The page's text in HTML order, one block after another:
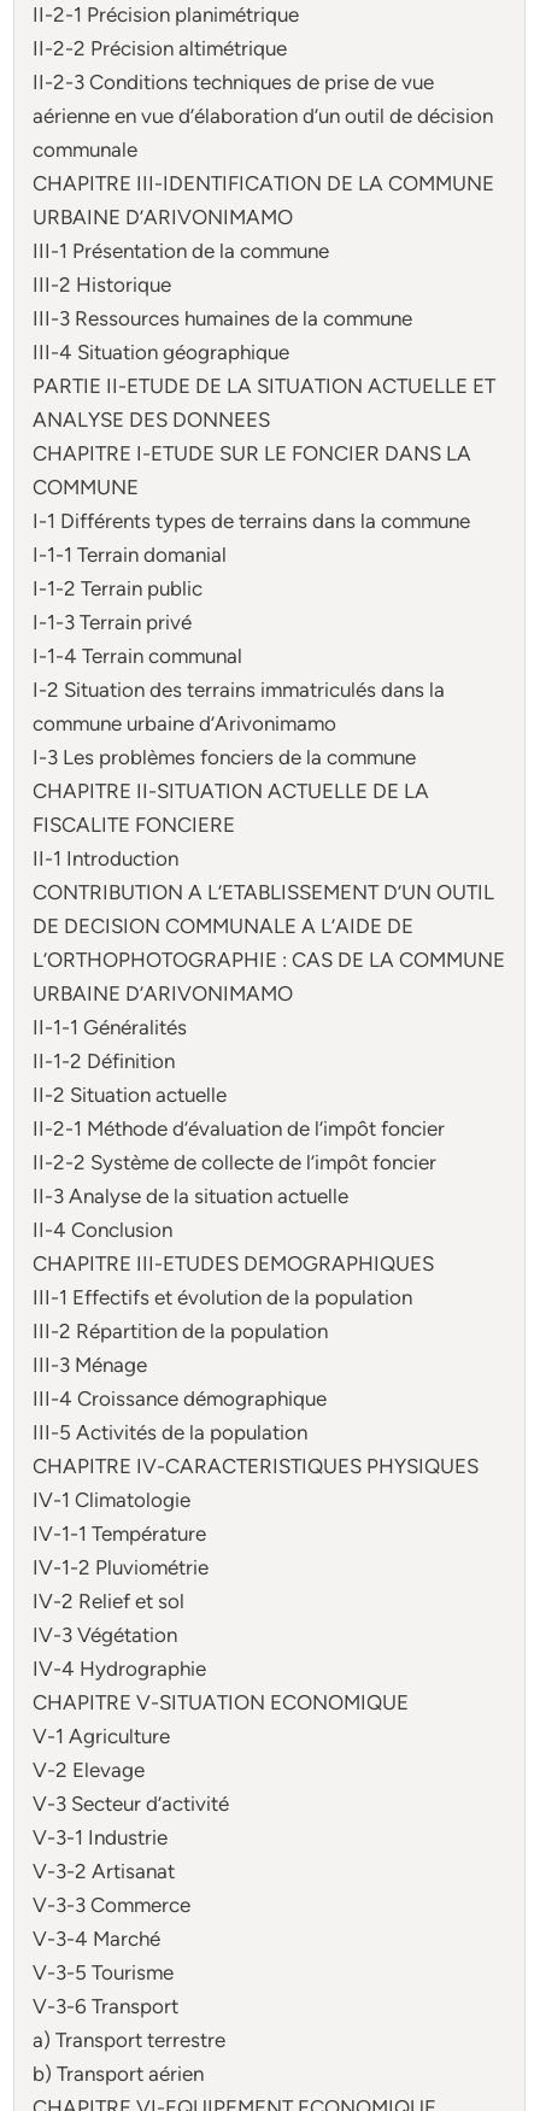
II-2-1 Précision planimétrique
II-2-2 Précision altimétrique
II-2-3 Conditions techniques de prise de vue
aérienne en vue d’élaboration d’un outil de décision
communale
CHAPITRE III-IDENTIFICATION DE LA COMMUNE
URBAINE D’ARIVONIMAMO
III-1 Présentation de la commune
III-2 Historique
III-3 Ressources humaines de la commune
III-4 Situation géographique
PARTIE II-ETUDE DE LA SITUATION ACTUELLE ET
ANALYSE DES DONNEES
CHAPITRE I-ETUDE SUR LE FONCIER DANS LA
COMMUNE
I-1 Différents types de terrains dans la commune
I-1-1 Terrain domanial
I-1-2 Terrain public
I-1-3 Terrain privé
I-1-4 Terrain communal
I-2 Situation des terrains immatriculés dans la
commune urbaine d’Arivonimamo
I-3 Les problèmes fonciers de la commune
CHAPITRE II-SITUATION ACTUELLE DE LA
FISCALITE FONCIERE
II-1 Introduction
CONTRIBUTION A L’ETABLISSEMENT D’UN OUTIL
DE DECISION COMMUNALE A L’AIDE DE
L’ORTHOPHOTOGRAPHIE : CAS DE LA COMMUNE
URBAINE D’ARIVONIMAMO
II-1-1 Généralités
II-1-2 Définition
II-2 Situation actuelle
II-2-1 Méthode d’évaluation de l’impôt foncier
II-2-2 Système de collecte de l’impôt foncier
II-3 Analyse de la situation actuelle
II-4 Conclusion
CHAPITRE III-ETUDES DEMOGRAPHIQUES
III-1 Effectifs et évolution de la population
III-2 Répartition de la population
III-3 Ménage
III-4 Croissance démographique
III-5 Activités de la population
CHAPITRE IV-CARACTERISTIQUES PHYSIQUES
IV-1 Climatologie
IV-1-1 Température
IV-1-2 Pluviométrie
IV-2 Relief et sol
IV-3 Végétation
IV-4 Hydrographie
CHAPITRE V-SITUATION ECONOMIQUE
V-1 Agriculture
V-2 Elevage
V-3 Secteur d’activité
V-3-1 Industrie
V-3-2 Artisanat
V-3-3 Commerce
V-3-4 Marché
V-3-5 Tourisme
V-3-6 Transport
a) Transport terrestre
b) Transport aérien